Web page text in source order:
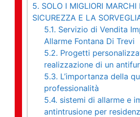
5. SOLO I MIGLIORI MARCHI
SICUREZZA E LA
5.1. Servizio di Vendita
Allarme Fontana Di Trevi
5.2. Progetti
realizzazione di un
5.3. L’importanza della
professionalità
5.4. sistemi di allarme e
antintrusione per